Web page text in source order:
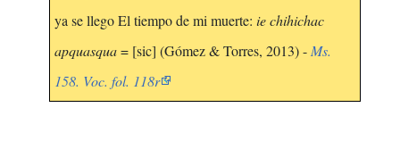
ya se llego El tiempo de mi muerte: ie chihichac
apquasqua= [sic] (Gómez & Torres, 2013) - Ms.
158. Voc. fol. 118r